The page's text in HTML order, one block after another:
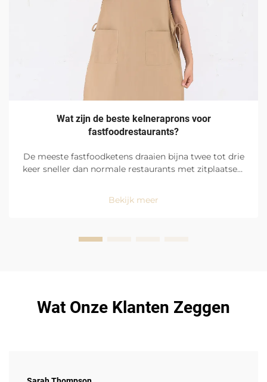
Wat zijn de beste kelneraprons voor
fastfoodrestaurants?
De meeste fastfoodketens draaien bijna twee tot drie
keer sneller dan normale restaurants met zitplaatsen.
worden bestellingen gestart en voltooid met
Bekijk meer
Wat Onze Klanten Zeggen